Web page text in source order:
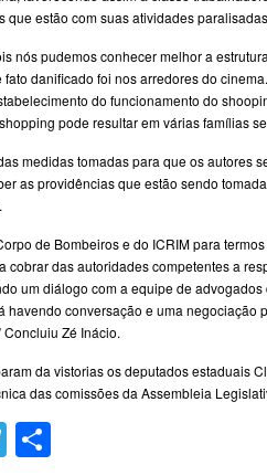
que estão com suas atividades
nós pudemos conhecer melhor a
danificado foi nos arredores do
do funcionamento do
pode resultar em várias famílias
medidas tomadas para que os autores
as providências que estão sendo
de Bombeiros e do ICRIM para
cobrar das autoridades competentes a
um diálogo com a equipe de
havendo conversação e uma negociação
Zé Inácio.
da vistorias os deputados estaduais
das comissões da Assembleia
Telegram